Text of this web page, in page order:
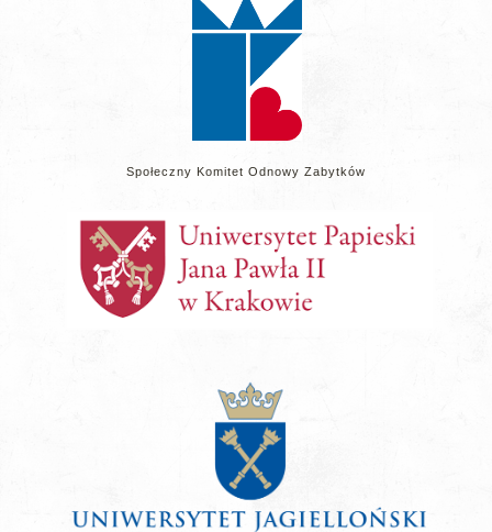
Społeczny Komitet Odnowy Zabytków